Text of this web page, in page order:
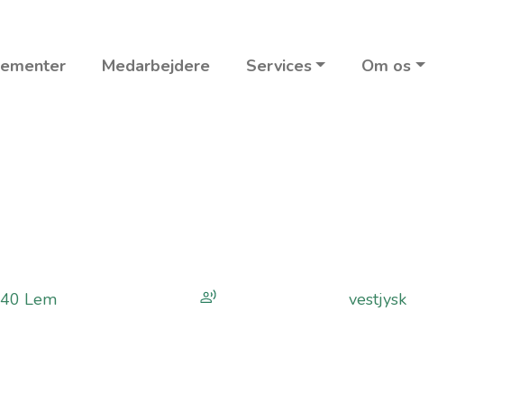
Medarbejdere Services Om os
Lem vestjysk